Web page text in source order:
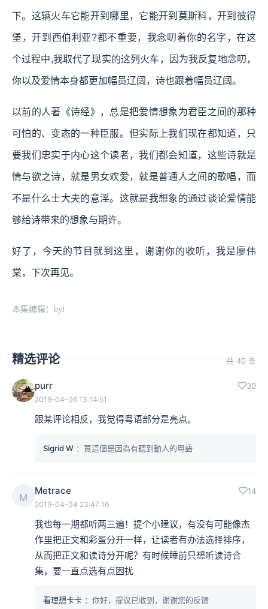
下。这辆火车它能开到哪里，它能开到莫斯科，开到彼得
堡，开到西伯利亚?都不重要，我念叨着你的名字，在这
个过程中,我取代了现实的这列火车，因为我反复地念叨，
你以及爱情本身都更加幅员辽阔，诗也跟着幅员辽阔。
以前的人著《诗经》，总是把爱情想象为君臣之间的那种
可怕的、变态的一种臣服。但实际上我们现在都知道，只
要我们忠实于内心这个读者，我们都会知道，这些诗就是
情与欲之诗，就是男女欢爱，就是普通人之间的歌唱，而
不是什么士大夫的意淫。这就是我想象的通过谈论爱情能
够给诗带来的想象与期许。
好了，今天的节目就到这里，谢谢你的收听，我是廖伟
棠，下次再见。
本集编辑：hyl
精选评论 共 40 条
purr 30
2019-04-06 13:14:51
跟某评论相反，我觉得粤语部分是亮点。
Sigrid W ：買這個是因為有聽到動人的粵語
M
Metrace 14
2019-04-04 23:47:16
我也每一期都听两三遍！提个小建议，有没有可能像杰
作里把正文和彩蛋分开一样，让读者有办法选择排序，
从而把正文和读诗分开呢？有时候睡前只想听读诗合
集，要一直点选有点困扰
看理想卡卡 ：你好，提议已收到，谢谢您的反馈